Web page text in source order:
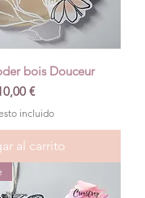
bois Douceur
€
incluido
al carrito